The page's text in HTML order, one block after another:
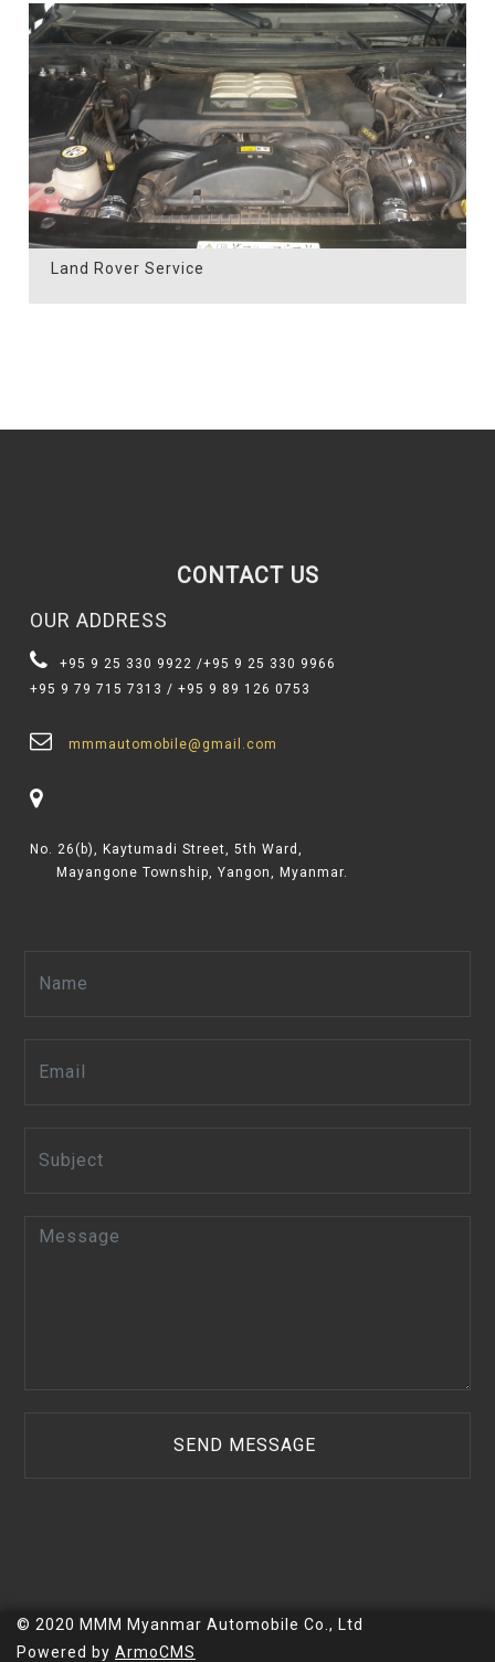
Land Rover Service
CONTACT US
OUR ADDRESS
+95 9 25 330 9922/+95 9 25 330 9966
+95 9 79 715 7313/ +95 9 89 126 0753
mmmautomobile@gmail.com
No. 26(b), Kaytumadi Street, 5th Ward,
Mayangone Township, Yangon, Myanmar.
© 2020 MMM Myanmar Automobile Co., Ltd
Powered by ArmoCMS